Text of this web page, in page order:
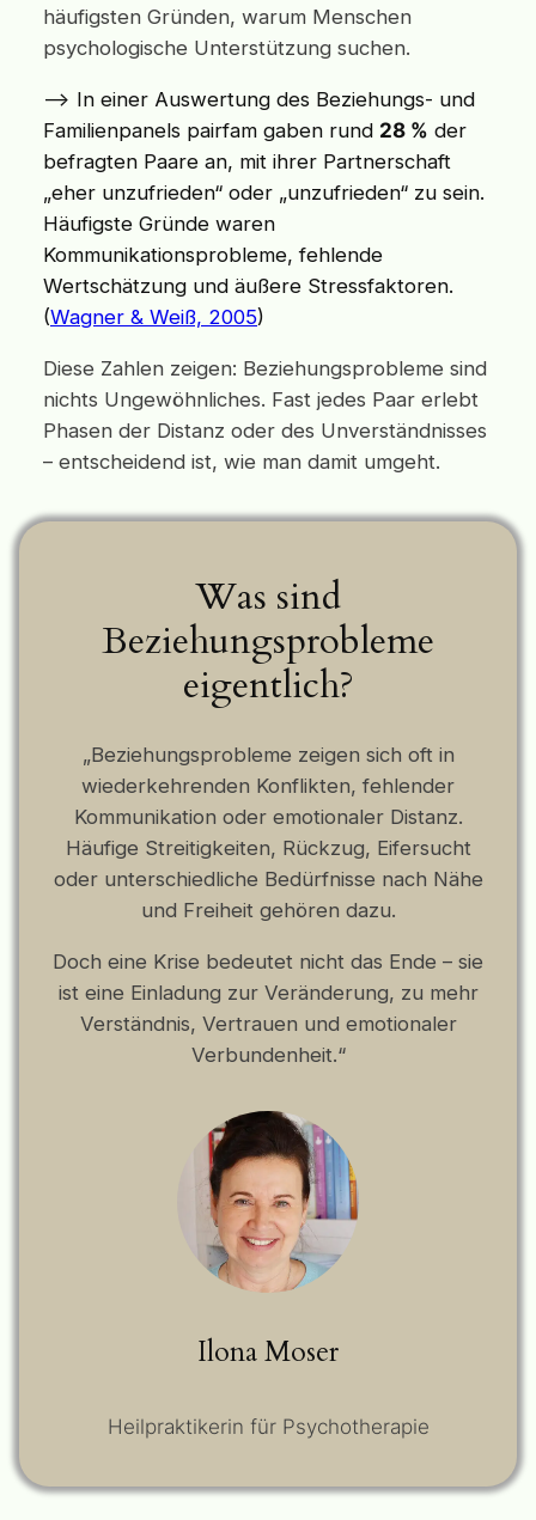
häufigsten Gründen, warum Menschen
psychologische Unterstützung suchen.
–> In einer Auswertung des Beziehungs- und
Familienpanels pairfam gaben rund 28 % der
befragten Paare an, mit ihrer Partnerschaft
„eher unzufrieden“ oder „unzufrieden“ zu sein.
Häufigste Gründe waren
Kommunikationsprobleme, fehlende
Wertschätzung und äußere Stressfaktoren.
(Wagner & Weiß, 2005)
Diese Zahlen zeigen: Beziehungsprobleme sind
nichts Ungewöhnliches. Fast jedes Paar erlebt
Phasen der Distanz oder des Unverständnisses
– entscheidend ist, wie man damit umgeht.
Was sind
Beziehungsprobleme
eigentlich?
„Beziehungsprobleme zeigen sich oft in
wiederkehrenden Konflikten, fehlender
Kommunikation oder emotionaler Distanz.
Häufige Streitigkeiten, Rückzug, Eifersucht
oder unterschiedliche Bedürfnisse nach Nähe
und Freiheit gehören dazu.
Doch eine Krise bedeutet nicht das Ende – sie
ist eine Einladung zur Veränderung, zu mehr
Verständnis, Vertrauen und emotionaler
Verbundenheit.“
Ilona Moser
Heilpraktikerin für Psychotherapie